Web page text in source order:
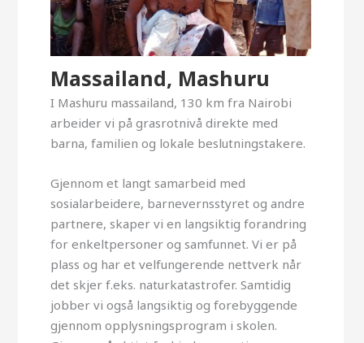
Massailand, Mashuru
I Mashuru massailand, 130 km fra Nairobi
arbeider vi på grasrotnivå direkte med
barna, familien og lokale beslutningstakere.
Gjennom et langt samarbeid med
sosialarbeidere, barnevernsstyret og andre
partnere, skaper vi en langsiktig forandring
for enkeltpersoner og samfunnet. Vi er på
plass og har et velfungerende nettverk når
det skjer f.eks. naturkatastrofer. Samtidig
jobber vi også langsiktig og forebyggende
gjennom opplysningsprogram i skolen.